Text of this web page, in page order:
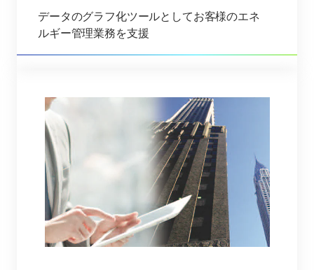
データのグラフ化ツールとしてお客様のエネ
ルギー管理業務を支援